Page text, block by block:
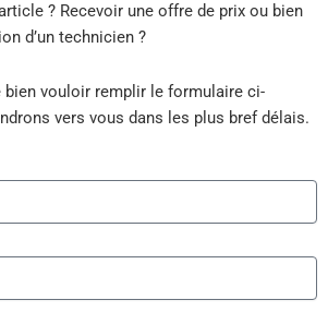
? Recevoir une offre de prix ou bien
d’un technicien ?
bien vouloir remplir le formulaire ci-
vers vous dans les plus bref délais.